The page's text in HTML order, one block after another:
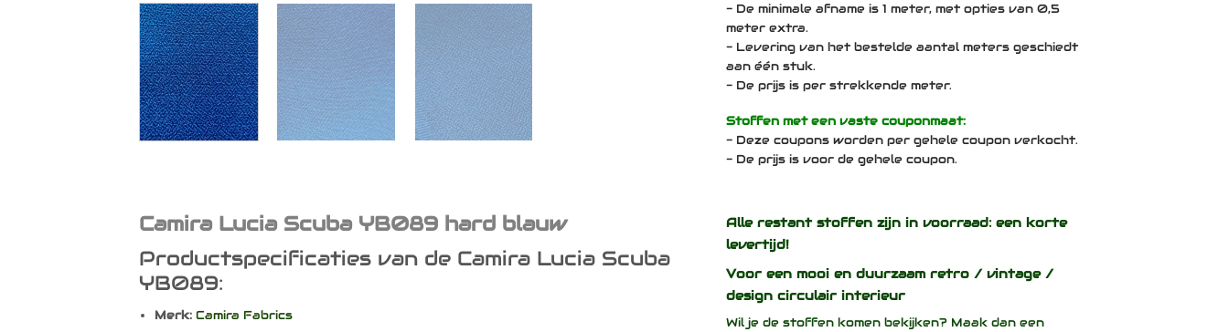
- De minimale afname is 1 meter, met opties van 0,5
meter extra.
- Levering van het bestelde aantal meters geschiedt
aan één stuk.
- De prijs is per strekkende meter.
Stoffen met een vaste couponmaat:
- Deze coupons worden per gehele coupon verkocht.
- De prijs is voor de gehele coupon.
Camira Lucia Scuba YB089 hard blauw
Productspecificaties van de Camira Lucia Scuba
YB089:
Merk:Camira Fabrics
Alle restant stoffen zijn in voorraad: een korte
levertijd!
Voor een mooi en duurzaam retro / vintage /
design circulair interieur
Wil je de stoffen komen bekijken? Maak dan een